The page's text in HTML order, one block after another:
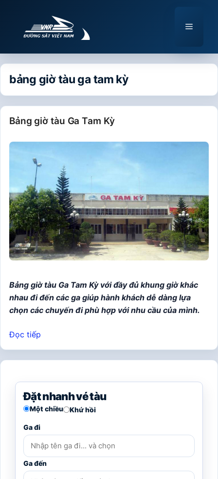
Menu
bảng giờ tàu ga tam kỳ
Bảng giờ tàu Ga Tam Kỳ
Bảng giờ tàu Ga Tam Kỳ với đầy đủ khung giờ khác
nhau đi đến các ga giúp hành khách dễ dàng lựa
chọn các chuyến đi phù hợp với nhu cầu của mình.
Đọc tiếp
Đặt nhanh vé tàu
Một chiều Khứ hồi
Ga đi
Ga đến